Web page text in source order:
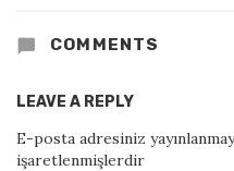
COMMENTS
LEAVE A REPLY
E-posta adresiniz
işaretlenmişlerdir